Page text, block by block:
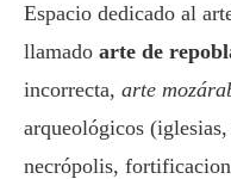
Espacio dedicado al
llamado arte de
incorrecta, arte
arqueológicos
necrópolis,